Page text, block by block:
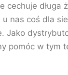
cechuje długa
nas coś dla
Jako
pomóc w tym